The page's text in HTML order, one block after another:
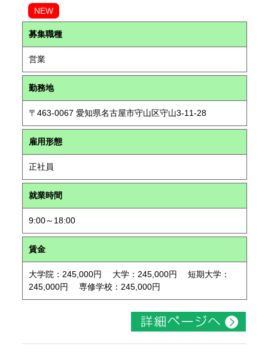
NEW
募集職種
営業
勤務地
〒463-0067 愛知県名古屋市守山区守山3-11-28
雇用形態
正社員
就業時間
9:00～18:00
賃金
大学院：245,000円 大学：245,000円 短期大学：
245,000円 専修学校：245,000円